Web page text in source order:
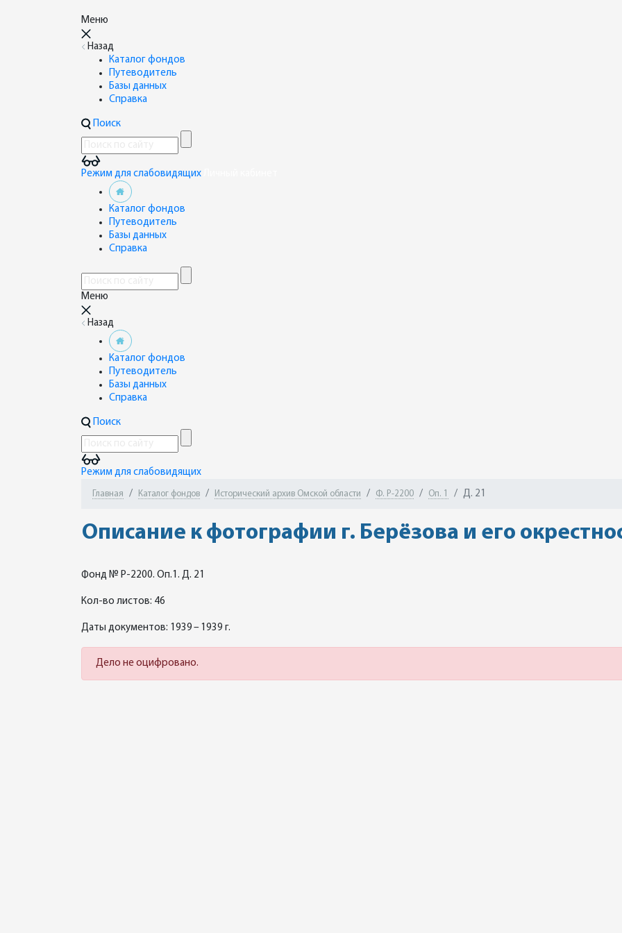
Меню
Назад
Каталог фондов
Путеводитель
Базы данных
Справка
Поиск
Режим для слабовидящих
Каталог фондов
Путеводитель
Базы данных
Справка
Меню
Назад
Каталог фондов
Путеводитель
Базы данных
Справка
Поиск
Режим для слабовидящих
Главная Каталог фондов Исторический архив Омской области Ф. Р-2200 Оп. 1 Д. 21
Описание к фотографии г. Берёзова и его
Фонд № Р-2200. Оп.1. Д. 21
Кол-во листов: 46
Даты документов: 1939 – 1939 г.
Дело не оцифровано.